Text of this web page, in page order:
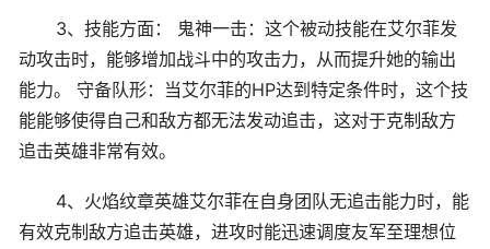
3、技能方面： 鬼神一击：这个被动技能在艾尔菲发
动攻击时，能够增加战斗中的攻击力，从而提升她的输出
能力。 守备队形：当艾尔菲的HP达到特定条件时，这个技
能能够使得自己和敌方都无法发动追击，这对于克制敌方
追击英雄非常有效。
4、火焰纹章英雄艾尔菲在自身团队无追击能力时，能
有效克制敌方追击英雄，进攻时能迅速调度友军至理想位